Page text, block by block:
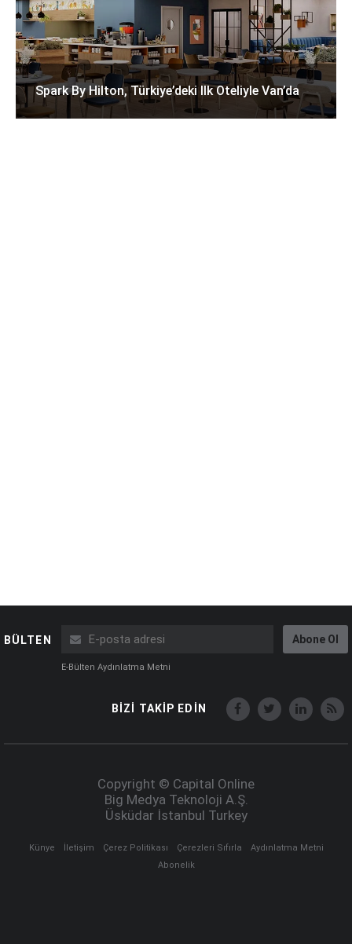
Spark By Hilton, Türkiye’deki Ilk Oteliyle Van’da
BÜLTEN Abone Ol
E-Bülten Aydınlatma Metni
BİZİ TAKİP EDİN
Copyright © Capital Online
Big Medya Teknoloji A.Ş.
Üsküdar İstanbul Turkey
Künye İletişim Çerez Politikası Çerezleri Sıfırla
Aydınlatma Metni
Abonelik